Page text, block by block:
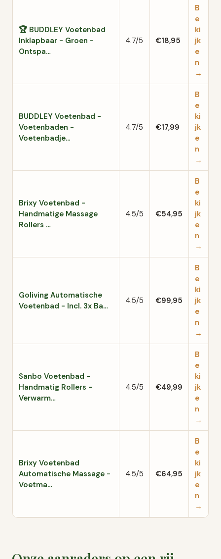
🏆 BUDDLEY Voetenbad
Inklapbaar - Groen -
Ontspa…
4.7/5 €18,95
B
e
ki
jk
e
n
→
BUDDLEY Voetenbad -
Voetenbaden -
Voetenbadje…
4.7/5 €17,99
B
e
ki
jk
e
n
→
Brixy Voetenbad -
Handmatige Massage
Rollers …
4.5/5 €54,95
B
e
ki
jk
e
n
→
Goliving Automatische
Voetenbad - Incl. 3x Ba…
4.5/5 €99,95
B
e
ki
jk
e
n
→
Sanbo Voetenbad -
Handmatig Rollers -
Verwarm…
4.5/5 €49,99
B
e
ki
jk
e
n
→
Brixy Voetenbad
Automatische Massage -
Voetma…
4.5/5 €64,95
B
e
ki
jk
e
n
→